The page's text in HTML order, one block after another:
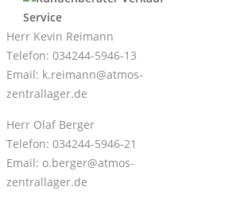
Herr Kevin Reimann
Telefon: 034244-5946-13
Email: k.reimann@atmos-
zentrallager.de
Herr Olaf Berger
Telefon: 034244-5946-21
Email: o.berger@atmos-
zentrallager.de